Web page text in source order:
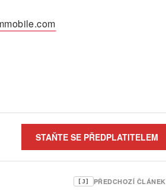
STAŇTE SE PŘEDPLATITELEM
PŘEDCHOZÍ ČLÁNEK
[J]